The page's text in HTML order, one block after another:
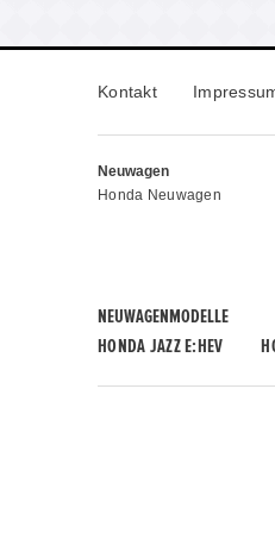
Kontakt
Neuwagen
Honda Neuwagen
NEUWAGENMODELLE
HONDA JAZZ E:HEV